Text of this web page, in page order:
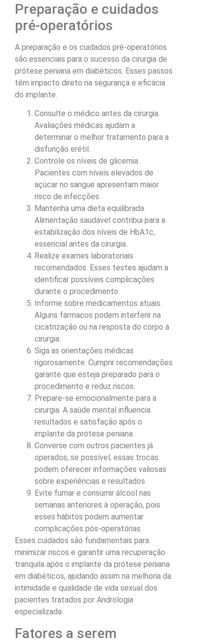
Preparação e cuidados
pré-operatórios
A preparação e os cuidados pré-operatórios
são essenciais para o sucesso da cirurgia de
prótese peniana em diabéticos. Esses passos
têm impacto direto na segurança e eficácia
do implante.
Consulte o médico antes da cirurgia.
Avaliações médicas ajudam a
determinar o melhor tratamento para a
disfunção erétil.
Controle os níveis de glicemia.
Pacientes com níveis elevados de
açúcar no sangue apresentam maior
risco de infecções.
Mantenha uma dieta equilibrada.
Alimentação saudável contribui para a
estabilização dos níveis de HbA1c,
essencial antes da cirurgia.
Realize exames laboratoriais
recomendados. Esses testes ajudam a
identificar possíveis complicações
durante o procedimento.
Informe sobre medicamentos atuais.
Alguns fármacos podem interferir na
cicatrização ou na resposta do corpo à
cirurgia.
Siga as orientações médicas
rigorosamente. Cumprir recomendações
garante que esteja preparado para o
procedimento e reduz riscos.
Prepare-se emocionalmente para a
cirurgia. A saúde mental influencia
resultados e satisfação após o
implante da prótese peniana.
Converse com outros pacientes já
operados, se possível; essas trocas
podem oferecer informações valiosas
sobre experiências e resultados.
Evite fumar e consumir álcool nas
semanas anteriores à operação, pois
esses hábitos podem aumentar
complicações pós-operatórias.
Esses cuidados são fundamentais para
minimizar riscos e garantir uma recuperação
tranquila após o implante da prótese peniana
em diabéticos, ajudando assim na melhoria da
intimidade e qualidade de vida sexual dos
pacientes tratados por Andrologia
especializada.
Fatores a serem